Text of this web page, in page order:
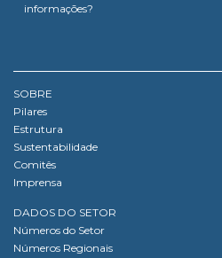
informações?
SOBRE
Pilares
Estrutura
Sustentabilidade
Comitês
Imprensa
DADOS DO SETOR
Números do Setor
Números Regionais